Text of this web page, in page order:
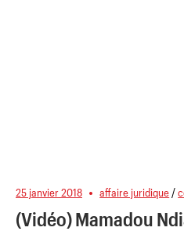
25 janvier 2018 affaire juridique /
(Vidéo) Mamadou